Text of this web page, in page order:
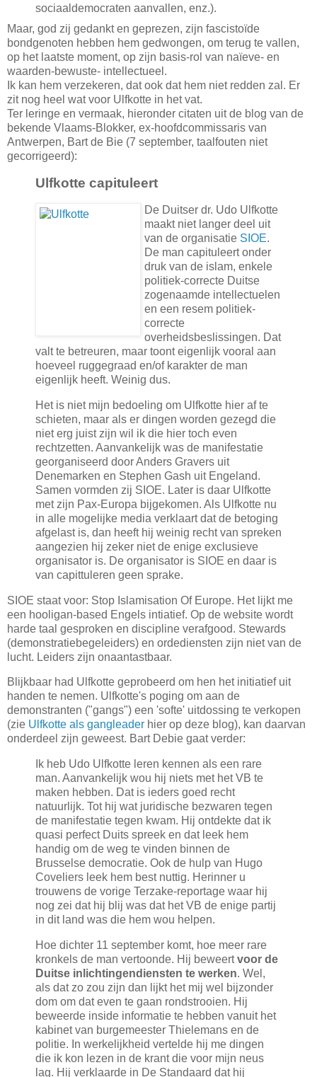
sociaaldemocraten aanvallen, enz.).
Maar, god zij gedankt en geprezen, zijn fascistoïde
bondgenoten hebben hem gedwongen, om terug te vallen,
op het laatste moment, op zijn basis-rol van naïeve- en
waarden-bewuste- intellectueel.
Ik kan hem verzekeren, dat ook dat hem niet redden zal. Er
zit nog heel wat voor Ulfkotte in het vat.
Ter leringe en vermaak, hieronder citaten uit de blog van de
bekende Vlaams-Blokker, ex-hoofdcommissaris van
Antwerpen, Bart de Bie (7 september, taalfouten niet
gecorrigeerd):
Ulfkotte capituleert
De Duitser dr. Udo Ulfkotte
maakt niet langer deel uit
van de organisatie SIOE.
De man capituleert onder
druk van de islam, enkele
politiek-correcte Duitse
zogenaamde intellectuelen
en een resem politiek-
correcte
overheidsbeslissingen. Dat
valt te betreuren, maar toont eigenlijk vooral aan
hoeveel ruggegraad en/of karakter de man
eigenlijk heeft. Weinig dus.
Het is niet mijn bedoeling om Ulfkotte hier af te
schieten, maar als er dingen worden gezegd die
niet erg juist zijn wil ik die hier toch even
rechtzetten. Aanvankelijk was de manifestatie
georganiseerd door Anders Gravers uit
Denemarken en Stephen Gash uit Engeland.
Samen vormden zij SIOE. Later is daar Ulfkotte
met zijn Pax-Europa bijgekomen. Als Ulfkotte nu
in alle mogelijke media verklaart dat de betoging
afgelast is, dan heeft hij weinig recht van spreken
aangezien hij zeker niet de enige exclusieve
organisator is. De organisator is SIOE en daar is
van capittuleren geen sprake.
SIOE staat voor: Stop Islamisation Of Europe. Het lijkt me
een hooligan-based Engels intiatief. Op de website wordt
harde taal gesproken en discipline verafgood. Stewards
(demonstratiebegeleiders) en ordediensten zijn niet van de
lucht. Leiders zijn onaantastbaar.
Blijkbaar had Ulfkotte geprobeerd om hen het initiatief uit
handen te nemen. Ulfkotte's poging om aan de
demonstranten ("gangs") een 'softe' uitdossing te verkopen
(zie Ulfkotte als gangleader hier op deze blog), kan daarvan
onderdeel zijn geweest. Bart Debie gaat verder:
Ik heb Udo Ulfkotte leren kennen als een rare
man. Aanvankelijk wou hij niets met het VB te
maken hebben. Dat is ieders goed recht
natuurlijk. Tot hij wat juridische bezwaren tegen
de manifestatie tegen kwam. Hij ontdekte dat ik
quasi perfect Duits spreek en dat leek hem
handig om de weg te vinden binnen de
Brusselse democratie. Ook de hulp van Hugo
Coveliers leek hem best nuttig. Herinner u
trouwens de vorige Terzake-reportage waar hij
nog zei dat hij blij was dat het VB de enige partij
in dit land was die hem wou helpen.
Hoe dichter 11 september komt, hoe meer rare
kronkels de man vertoonde. Hij beweertvoor de
Duitse inlichtingendiensten te werken. Wel,
als dat zo zou zijn dan lijkt het mij wel bijzonder
dom om dat even te gaan rondstrooien. Hij
beweerde inside informatie te hebben vanuit het
kabinet van burgemeester Thielemans en de
politie. In werkelijkheid vertelde hij me dingen
die ik kon lezen in de krant die voor mijn neus
lag. Hij verklaarde in De Standaard dat hij